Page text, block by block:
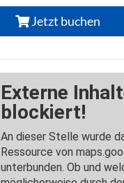
Jetzt buchen